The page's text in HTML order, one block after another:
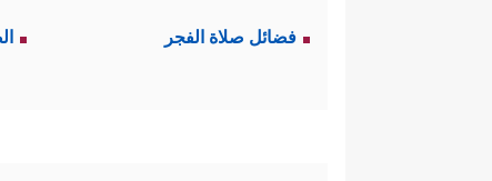
فضائل صلاة الفجر